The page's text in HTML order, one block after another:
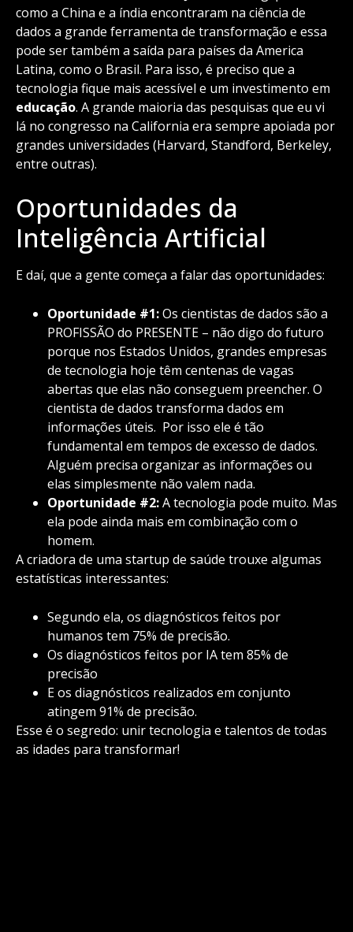
como a China e a índia encontraram na ciência de
dados a grande ferramenta de transformação e essa
pode ser também a saída para países da America
Latina, como o Brasil. Para isso, é preciso que a
tecnologia fique mais acessível e um investimento em
educação. A grande maioria das pesquisas que eu vi
lá no congresso na California era sempre apoiada por
grandes universidades (Harvard, Standford, Berkeley,
entre outras).
Oportunidades da
Inteligência Artificial
E daí, que a gente começa a falar das oportunidades:
Oportunidade #1:Os cientistas de dados são a
PROFISSÃO do PRESENTE – não digo do futuro
porque nos Estados Unidos, grandes empresas
de tecnologia hoje têm centenas de vagas
abertas que elas não conseguem preencher. O
cientista de dados transforma dados em
informações úteis. Por isso ele é tão
fundamental em tempos de excesso de dados.
Alguém precisa organizar as informações ou
elas simplesmente não valem nada.
Oportunidade #2:A tecnologia pode muito. Mas
ela pode ainda mais em combinação com o
homem.
A criadora de uma startup de saúde trouxe algumas
estatísticas interessantes:
Segundo ela, os diagnósticos feitos por
humanos tem 75% de precisão.
Os diagnósticos feitos por IA tem 85% de
precisão
E os diagnósticos realizados em conjunto
atingem 91% de precisão.
Esse é o segredo: unir tecnologia e talentos de todas
as idades para transformar!